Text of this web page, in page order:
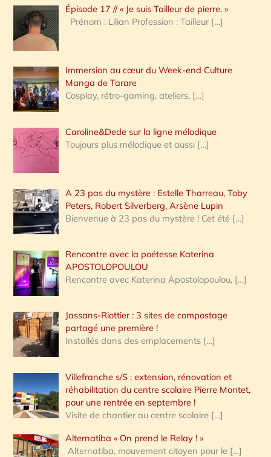
h
e
:
Épisode 17 // « Je suis Tailleur de pierre. »
Prénom : Lilian Profession : Tailleur […]
Immersion au cœur du Week-end Culture
Manga de Tarare
Cosplay, rétro-gaming, ateliers, […]
Caroline&Dede sur la ligne mélodique
Toujours plus mélodique et aussi […]
A 23 pas du mystère : Estelle Tharreau, Toby
Peters, Robert Silverberg, Arsène Lupin
Bienvenue à 23 pas du mystère ! Cet été […]
Rencontre avec la poétesse Katerina
APOSTOLOPOULOU
Rencontre avec Katerina Apostolopoulou, […]
Jassans-Riottier : 3 sites de compostage
partagé une première !
Installés dans des emplacements […]
Villefranche s/S : extension, rénovation et
réhabilitation du centre scolaire Pierre Montet,
pour une rentrée en septembre !
Visite de chantier au centre scolaire […]
Alternatiba « On prend le Relay ! »
Alternatiba, mouvement citoyen pour le […]